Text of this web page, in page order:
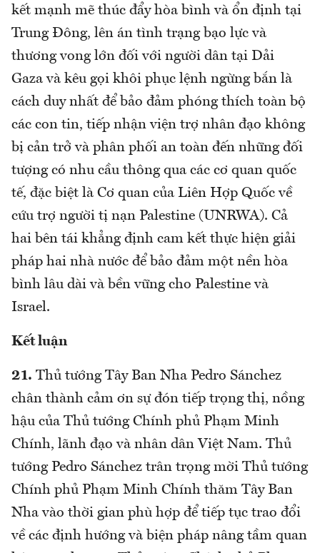
kết mạnh mẽ thúc đẩy hòa bình và ổn định tại
Trung Đông, lên án tình trạng bạo lực và
thương vong lớn đối với người dân tại Dải
Gaza và kêu gọi khôi phục lệnh ngừng bắn là
cách duy nhất để bảo đảm phóng thích toàn bộ
các con tin, tiếp nhận viện trợ nhân đạo không
bị cản trở và phân phối an toàn đến những đối
tượng có nhu cầu thông qua các cơ quan quốc
tế, đặc biệt là Cơ quan của Liên Hợp Quốc về
cứu trợ người tị nạn Palestine (UNRWA). Cả
hai bên tái khẳng định cam kết thực hiện giải
pháp hai nhà nước để bảo đảm một nền hòa
bình lâu dài và bền vững cho Palestine và
Israel.
Kết luận
21. Thủ tướng Tây Ban Nha Pedro Sánchez
chân thành cảm ơn sự đón tiếp trọng thị, nồng
hậu của Thủ tướng Chính phủ Phạm Minh
Chính, lãnh đạo và nhân dân Việt Nam. Thủ
tướng Pedro Sánchez trân trọng mời Thủ tướng
Chính phủ Phạm Minh Chính thăm Tây Ban
Nha vào thời gian phù hợp để tiếp tục trao đổi
về các định hướng và biện pháp nâng tầm quan